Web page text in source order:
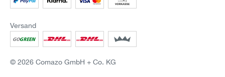
Versand
© 2026 Comazo GmbH + Co. KG